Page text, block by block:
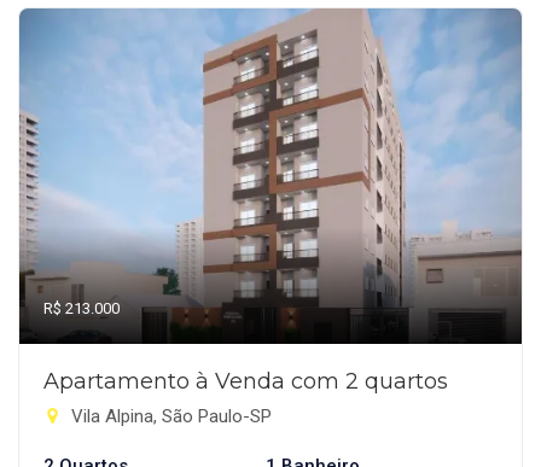
R$ 213.000
Apartamento à Venda com 2 quartos
Vila Alpina, São Paulo-SP